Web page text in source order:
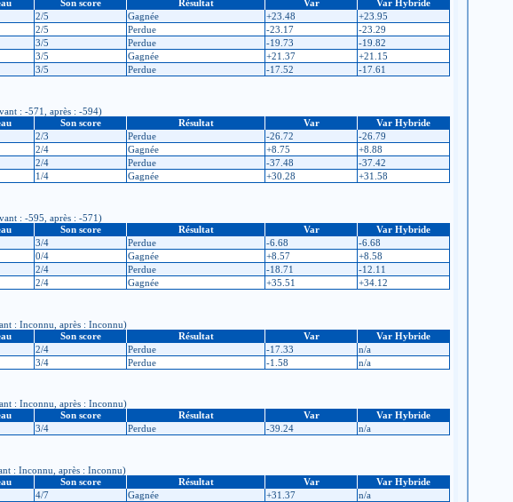
Son score Résultat Var
Var Hybride
2/5 Gagnée +23.48
+23.95
2/5 Perdue -23.17
-23.29
3/5 Perdue -19.73
-19.82
3/5 Gagnée +21.37
+21.15
3/5 Perdue -17.52 -17.61
: -571, après : -594)
Son score Résultat Var
Var Hybride
2/3 Perdue -26.72
-26.79
2/4 Gagnée +8.75
+8.88
2/4 Perdue -37.48
-37.42
1/4 Gagnée +30.28 +31.58
: -595, après : -571)
Son score Résultat Var
Var Hybride
3/4 Perdue -6.68
-6.68
0/4 Gagnée +8.57
+8.58
2/4 Perdue -18.71
-12.11
2/4 Gagnée +35.51 +34.12
: Inconnu, après : Inconnu)
Son score Résultat Var
Var Hybride
2/4 Perdue -17.33
n/a
3/4 Perdue -1.58 n/a
: Inconnu, après : Inconnu)
Son score Résultat Var
Var Hybride
3/4 Perdue -39.24 n/a
: Inconnu, après : Inconnu)
Son score Résultat Var
Var Hybride
4/7 Gagnée +31.37
n/a